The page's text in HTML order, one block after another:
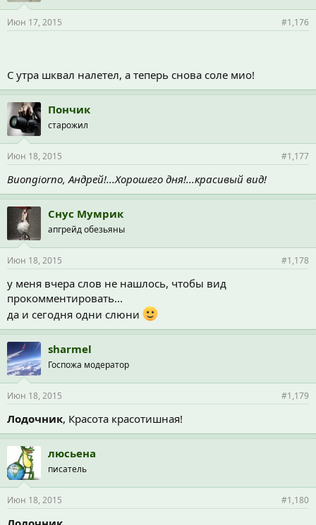
Июн 17, 2015 #1,176
С утра шквал налетел, а теперь снова соле мио!
Пончик
старожил
Июн 18, 2015 #1,177
Buongiorno, Андрей!...Хорошего дня!...красивый вид!
Снус Мумрик
апгрейд обезьяны
Июн 18, 2015 #1,178
у меня вчера слов не нашлось, чтобы вид
прокомментировать...
да и сегодня одни слюни
sharmel
Госпожа модератор
Июн 18, 2015 #1,179
Лодочник, Красота красотишная!
люсьена
писатель
Июн 18, 2015 #1,180